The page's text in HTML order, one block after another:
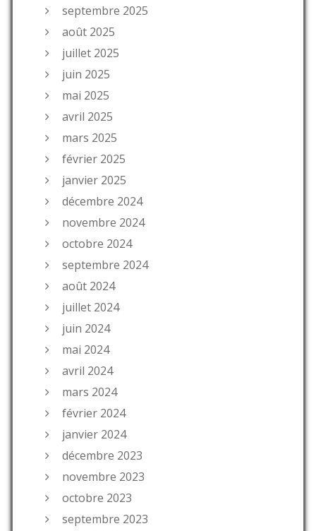
septembre 2025
août 2025
juillet 2025
juin 2025
mai 2025
avril 2025
mars 2025
février 2025
janvier 2025
décembre 2024
novembre 2024
octobre 2024
septembre 2024
août 2024
juillet 2024
juin 2024
mai 2024
avril 2024
mars 2024
février 2024
janvier 2024
décembre 2023
novembre 2023
octobre 2023
septembre 2023